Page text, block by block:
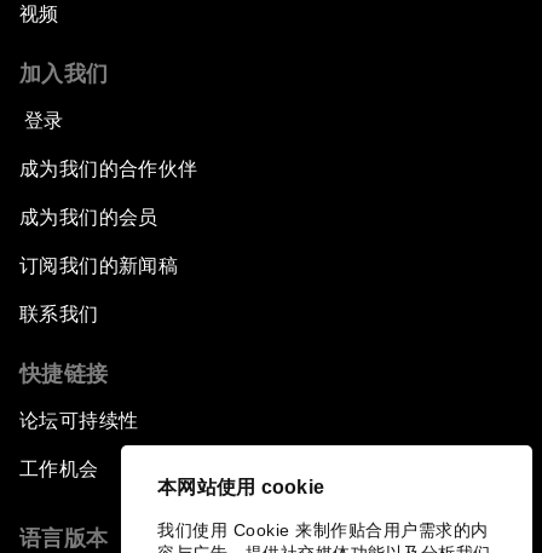
本网站使用 cookie
我们使用 Cookie 来制作贴合用户需求的内
视频
加入我们
登录
成为我们的合作伙伴
成为我们的会员
订阅我们的新闻稿
联系我们
快捷链接
论坛可持续性
工作机会
语言版本